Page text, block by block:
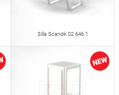
Silla Scandik 02.646.1